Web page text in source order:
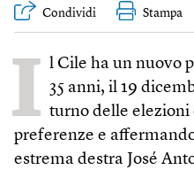
Condividi Stampa
I l Cile ha un nuovo
35 anni, il 19
turno delle elezioni
preferenze e
estrema destra José